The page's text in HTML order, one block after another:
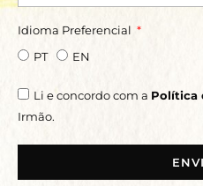
Idioma Preferencial
PT
EN
Li e concordo com a Política
Irmão.